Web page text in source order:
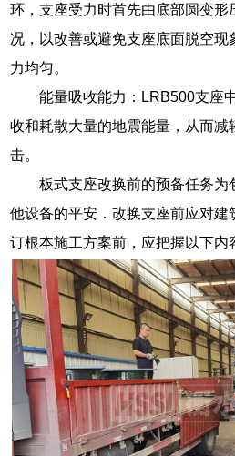
环，支座受力时首先由底部圆变形
况，以改善或避免支座底面脱空现
力均匀。
能量吸收能力：LRB500支座
收和耗散大量的地震能量，从而减
击。
板式支座改换前的预备任务为
他设备的平安．改换支座前应对建
订根本施工方案前，应把握以下内